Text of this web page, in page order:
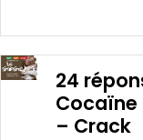
24
Cocaïne
– Crack